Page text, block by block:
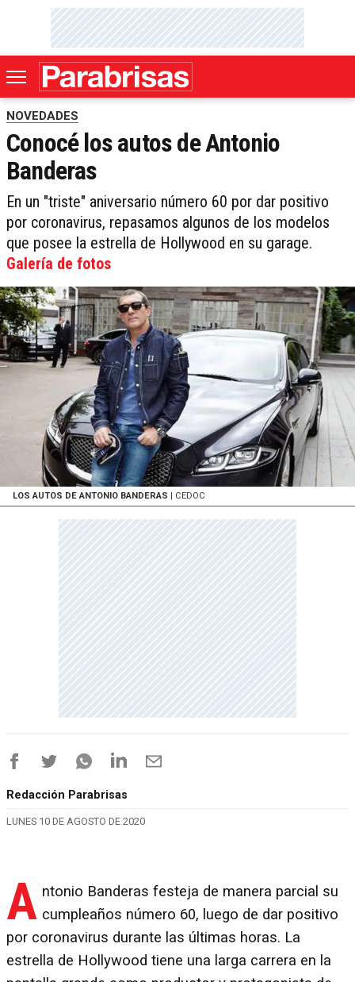
NOVEDADES
Conocé los autos de Antonio
Banderas
En un "triste" aniversario número 60 por dar positivo
por coronavirus, repasamos algunos de los modelos
que posee la estrella de Hollywood en su garage.
Galería de fotos
LOS AUTOS DE ANTONIO BANDERAS | CEDOC
Redacción Parabrisas
LUNES 10 DE AGOSTO DE 2020
A ntonio Banderas festeja de manera parcial su
cumpleaños número 60, luego de dar positivo
por coronavirus durante las últimas horas. La
estrella de Hollywood tiene una larga carrera en la